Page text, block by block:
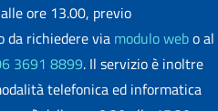
ore 13.00, previo
da richiedere via modulo webo al
3691 8899. Il servizio è inoltre
telefonica ed informatica